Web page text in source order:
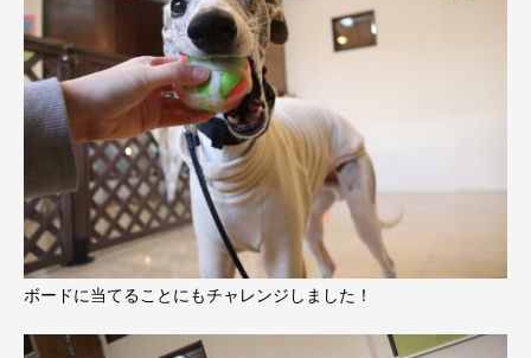
ボードに当てることにもチャレンジしました！